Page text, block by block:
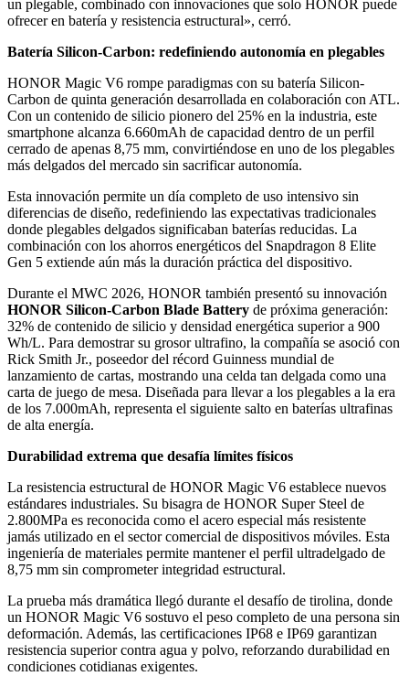
un plegable, combinado con innovaciones que solo HONOR puede
ofrecer en batería y resistencia estructural», cerró.
Batería Silicon-Carbon: redefiniendo autonomía en plegables
HONOR Magic V6 rompe paradigmas con su batería Silicon-
Carbon de quinta generación desarrollada en colaboración con ATL.
Con un contenido de silicio pionero del 25% en la industria, este
smartphone alcanza 6.660mAh de capacidad dentro de un perfil
cerrado de apenas 8,75 mm, convirtiéndose en uno de los plegables
más delgados del mercado sin sacrificar autonomía.
Esta innovación permite un día completo de uso intensivo sin
diferencias de diseño, redefiniendo las expectativas tradicionales
donde plegables delgados significaban baterías reducidas. La
combinación con los ahorros energéticos del Snapdragon 8 Elite
Gen 5 extiende aún más la duración práctica del dispositivo.
Durante el MWC 2026, HONOR también presentó su innovación
HONOR Silicon-Carbon Blade Battery de próxima generación:
32% de contenido de silicio y densidad energética superior a 900
Wh/L. Para demostrar su grosor ultrafino, la compañía se asoció con
Rick Smith Jr., poseedor del récord Guinness mundial de
lanzamiento de cartas, mostrando una celda tan delgada como una
carta de juego de mesa. Diseñada para llevar a los plegables a la era
de los 7.000mAh, representa el siguiente salto en baterías ultrafinas
de alta energía.
Durabilidad extrema que desafía límites físicos
La resistencia estructural de HONOR Magic V6 establece nuevos
estándares industriales. Su bisagra de HONOR Super Steel de
2.800MPa es reconocida como el acero especial más resistente
jamás utilizado en el sector comercial de dispositivos móviles. Esta
ingeniería de materiales permite mantener el perfil ultradelgado de
8,75 mm sin comprometer integridad estructural.
La prueba más dramática llegó durante el desafío de tirolina, donde
un HONOR Magic V6 sostuvo el peso completo de una persona sin
deformación. Además, las certificaciones IP68 e IP69 garantizan
resistencia superior contra agua y polvo, reforzando durabilidad en
condiciones cotidianas exigentes.